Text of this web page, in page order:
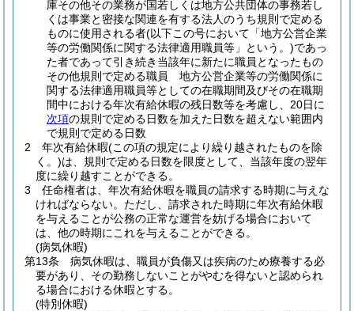
庫その他その業務が国若しくは地方公共団体の事務若し
くは事業と密接な関連を有する法人のうち規則で定める
ものに使用される者(以下この号において「地方公営企業
等の労働関係に関する法律適用職員等」という。)であっ
た者であって引き続き当該年に新たに職員となったもの
その他規則で定める職員 地方公営企業等の労働関係に
関する法律適用職員等としての在職期間及びその在職期
間中における年次有給休暇の残日数等を考慮し、20日に
次項の規則で定める日数を加えた日数を超えない範囲内
で規則で定める日数
2
年次有給休暇(この項の規定により繰り越されたものを除
く。)は、規則で定める日数を限度として、当該年度の翌年
度に繰り越すことができる。
3
任命権者は、年次有給休暇を職員の請求する時期に与えな
ければならない。 ただし、請求された時期に年次有給休暇
を与えることが公務の正常な運営を妨げる場合において
は、他の時期にこれを与えることができる。
(病気休暇)
第13条
病気休暇は、職員が負傷又は疾病のため療養する必
要があり、その勤務しないことがやむを得ないと認められ
る場合における休暇とする。
(特別休暇)